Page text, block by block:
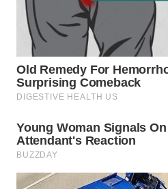
CIREBON
WN
INDRAMAYU
KUNINGAN
MAJALENGKA